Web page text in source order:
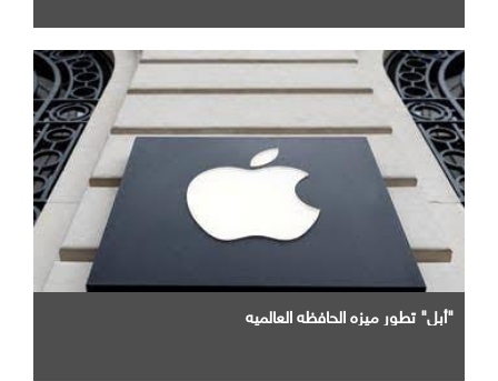
"أبل" تطور ميزه الحافظه العالميه